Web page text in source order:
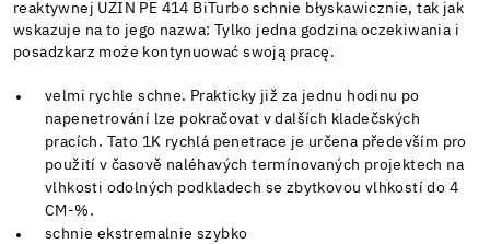
reaktywnej UZIN PE 414 BiTurbo schnie błyskawicznie, tak jak
wskazuje na to jego nazwa: Tylko jedna godzina oczekiwania i
posadzkarz może kontynuować swoją pracę.
velmi rychle schne. Prakticky již za jednu hodinu po
napenetrování lze pokračovat v dalších kladečských
pracích. Tato 1K rychlá penetrace je určena především pro
použití v časově naléhavých termínovaných projektech na
vlhkosti odolných podkladech se zbytkovou vlhkostí do 4
CM-%.
schnie ekstremalnie szybko